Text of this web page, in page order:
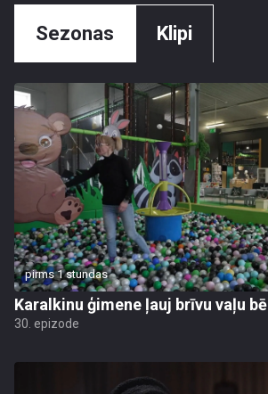
Sezonas Klipi
pirms 1 stundas
Karalkinu ģimene ļauj brīvu vaļu
30. epizode